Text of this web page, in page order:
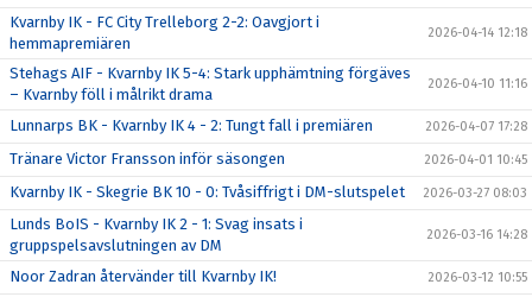
Kvarnby IK - FC City Trelleborg 2-2: Oavgjort i
hemmapremiären
2026-04-14 12:18
Stehags AIF - Kvarnby IK 5-4: Stark upphämtning förgäves
– Kvarnby föll i målrikt drama
2026-04-10 11:16
Lunnarps BK - Kvarnby IK 4 - 2: Tungt fall i premiären 2026-04-07 17:28
Tränare Victor Fransson inför säsongen 2026-04-01 10:45
Kvarnby IK - Skegrie BK 10 - 0: Tvåsiffrigt i DM-slutspelet 2026-03-27 08:03
Lunds BoIS - Kvarnby IK 2 - 1: Svag insats i
gruppspelsavslutningen av DM
2026-03-16 14:28
Noor Zadran återvänder till Kvarnby IK! 2026-03-12 10:55